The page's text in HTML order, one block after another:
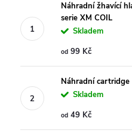
Náhradní žhavící
serie XM COIL
Skladem
od 99 Kč
Náhradní cartridge
Skladem
od 49 Kč